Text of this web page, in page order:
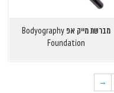
מברשת מייק אפ Bodyography
Foundation
→